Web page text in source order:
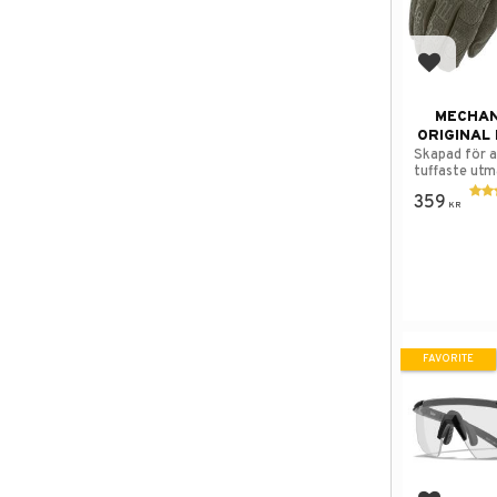
Add to
ORIGINAL
Skapad för
tuffaste
kan ställa
359 KR
FAVORITE